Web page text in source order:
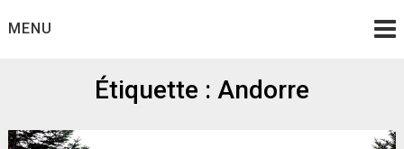
toMENU
Étiquette : Andorre